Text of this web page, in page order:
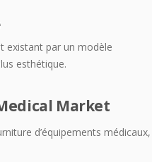
existant par un modèle
esthétique.
Market
d’équipements médicaux,